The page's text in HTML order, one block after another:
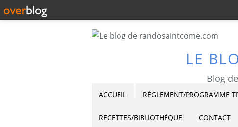
LE
Blog
ACCUEIL RÉGLEMENT/PROGRAMME
RECETTES/BIBLIOTHÈQUE CONTACT